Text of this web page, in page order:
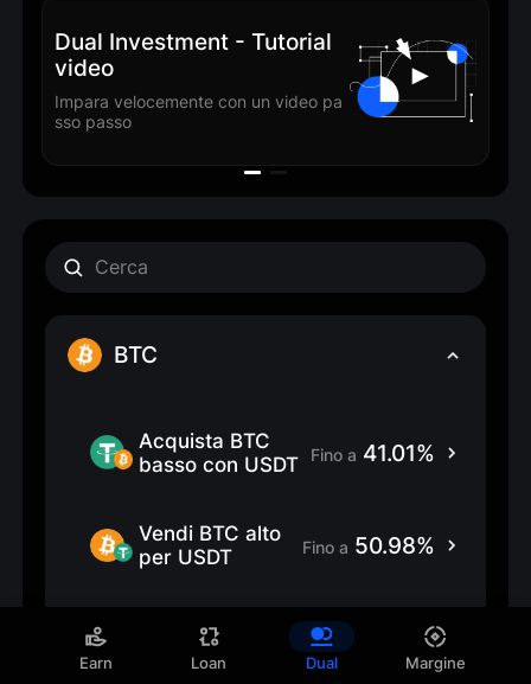
Earn Loan Dual Margine
Dual Investment - Tutorial
video
Impara velocemente con un video pa
sso passo
BTC
Acquista BTC
basso con USDT
Fino a 41.01%
Vendi BTC alto
per USDT
Fino a 50.98%
Acquista BTC
basso con USDC Fino a 41.14%